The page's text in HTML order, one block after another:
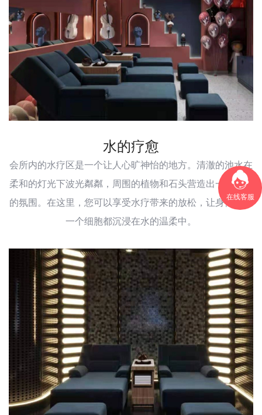
在线客服
水的疗愈
会所内的水疗区是一个让人心旷神怡的地方。清澈的池水在
柔和的灯光下波光粼粼，周围的植物和石头营造出一种宁静
的氛围。在这里，您可以享受水疗带来的放松，让身体的每
一个细胞都沉浸在水的温柔中。